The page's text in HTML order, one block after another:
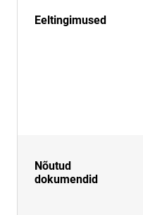
Eeltingimused
Nõutud
dokumendid